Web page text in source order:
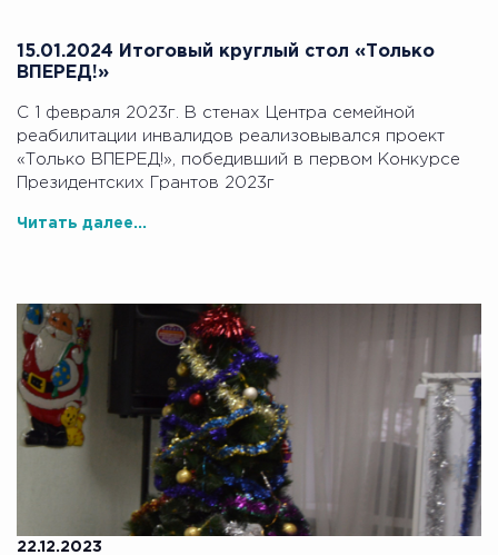
15.01.2024 Итоговый круглый стол «Только
ВПЕРЕД!»
С 1 февраля 2023г. В стенах Центра семейной
реабилитации инвалидов реализовывался проект
«Только ВПЕРЕД!», победивший в первом Конкурсе
Президентских Грантов 2023г
Читать далее...
22.12.2023